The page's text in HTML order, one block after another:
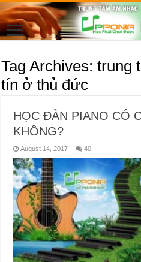
Tag Archives:trung
tín ở thủ đức
HỌC ĐÀN PIANO CÓ
KHÔNG?
August 14, 2017 40